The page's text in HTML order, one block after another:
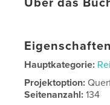
Hauptkategorie:
Projektoption:
Seitenanzahl:134